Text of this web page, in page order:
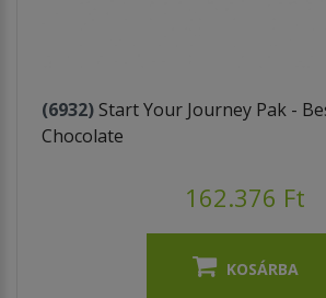
(6932) Start Your Journey Pak -
Chocolate
162.376 Ft
KOSÁRBA